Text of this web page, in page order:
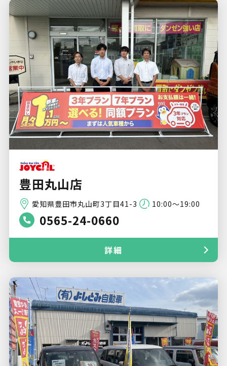
豊田丸山店
愛知県豊田市丸山町3丁目41-3 10:00〜19:00
0565-24-0660
詳細